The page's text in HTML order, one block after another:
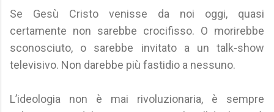
Se Gesù Cristo venisse da noi oggi, quasi
certamente non sarebbe crocifisso. O morirebbe
sconosciuto, o sarebbe invitato a un talk-show
televisivo. Non darebbe più fastidio a nessuno.
L’ideologia non è mai rivoluzionaria, è sempre